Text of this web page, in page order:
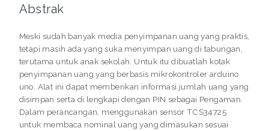
Abstrak
Meski sudah banyak media penyimpanan uang yang praktis,
tetapi masih ada yang suka menyimpan uang di tabungan,
terutama untuk anak sekolah. Untuk itu dibuatlah kotak
penyimpanan uang yang berbasis mikrokontroler arduino
uno. Alat ini dapat memberikan informasi jumlah uang yang
disimpan serta di lengkapi dengan PIN sebagai Pengaman.
Dalam perancangan, menggunakan sensor TCS34725
untuk membaca nominal uang yang dimasukan sesuai